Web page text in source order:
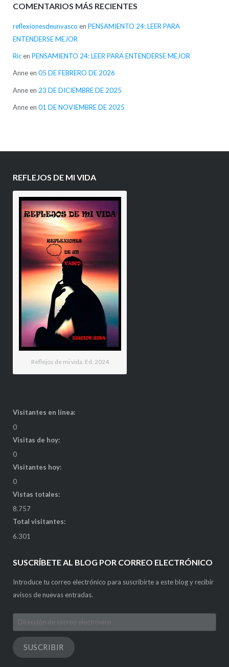
COMENTARIOS MÁS RECIENTES
reflexionesdeunvasco en PENSAMIENTO 24: LEER PARA
ENTENDERSE MEJOR
Ricen PENSAMIENTO 24: LEER PARA ENTENDERSE MEJOR
Anneen 05 DE FEBRERO DE 2026
Anneen 23 DE DICIEMBRE DE 2025
Anneen 01 DE NOVIEMBRE DE 2025
REFLEJOS DE MI VIDA
Reflejos de mi vida. Ed. 2024
Visitantes en línea:
0
Visitas de hoy:
0
Visitantes hoy:
0
Vistas totales:
8.757
Total visitantes:
6.301
SUSCRÍBETE AL BLOG POR CORREO ELECTRÓNICO
Introduce tu correo electrónico para suscribirte a este blog y recibir
avisos de nuevas entradas.
Dirección
de
correo
electrónico
SUSCRIBIR